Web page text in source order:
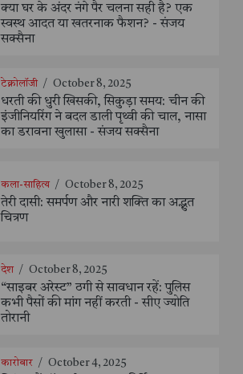
क्या घर के अंदर नंगे पैर चलना सही है? एक
स्वस्थ आदत या खतरनाक फैशन? - संजय
सक्सैना
टेक्नोलॉजी / October 8, 2025
धरती की धुरी खिसकी, सिकुड़ा समय: चीन की
इंजीनियरिंग ने बदल डाली पृथ्वी की चाल, नासा
का डरावना खुलासा - संजय सक्सैना
कला-साहित्य / October 8, 2025
तेरी दासी: समर्पण और नारी शक्ति का अद्भुत
चित्रण
देश / October 8, 2025
“साइबर अरेस्ट” ठगी से सावधान रहें: पुलिस
कभी पैसों की मांग नहीं करती - सीए ज्योति
तोरानी
कारोबार / October 4, 2025